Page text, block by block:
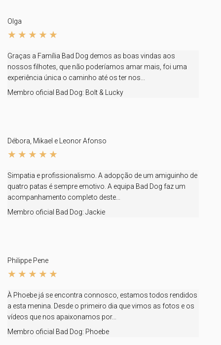
Olga
Graças a Família Bad Dog demos as boas vindas aos
nossos filhotes, que não poderíamos amar mais, foi uma
experiência única o caminho até os ter nos...
Membro oficial Bad Dog: Bolt & Lucky
Débora, Mikael e Leonor Afonso
Simpatia e profissionalismo. A adopção de um amiguinho de
quatro patas é sempre emotivo. A equipa Bad Dog faz um
acompanhamento completo deste...
Membro oficial Bad Dog: Jackie
Philippe Pene
À Phoebe já se encontra connosco, estamos todos rendidos
a esta menina. Desde o primeiro dia que vimos as fotos e os
vídeos que nos apaixonamos por...
Membro oficial Bad Dog: Phoebe